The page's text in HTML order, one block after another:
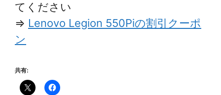
てください
⇒ Lenovo Legion 550Piの割引クーポ
ン
共有: